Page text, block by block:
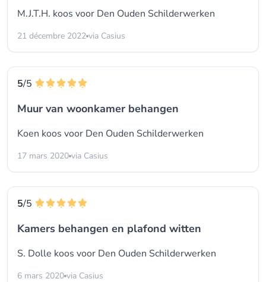
M.J.T.H. koos voor Den Ouden Schilderwerken
21 décembre 2022 via Casius
5/5
Muur van woonkamer behangen
Koen koos voor Den Ouden Schilderwerken
17 mars 2020 via Casius
5/5
Kamers behangen en plafond witten
S. Dolle koos voor Den Ouden Schilderwerken
6 mars 2020 via Casius